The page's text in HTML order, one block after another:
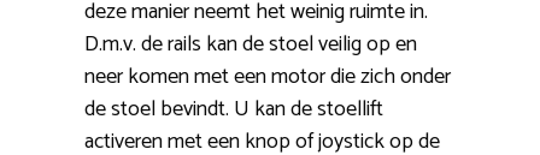
deze manier neemt het weinig ruimte in.
D.m.v. de rails kan de stoel veilig op en
neer komen met een motor die zich onder
de stoel bevindt. U kan de stoellift
activeren met een knop of joystick op de